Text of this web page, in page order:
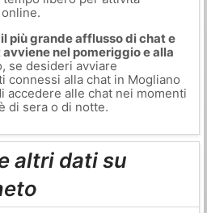
più grande afflusso di chat e
nel pomeriggio e alla
se desideri avviare
connessi alla chat in Mogliano
accedere alle chat nei momenti
di sera o di notte.
altri dati su